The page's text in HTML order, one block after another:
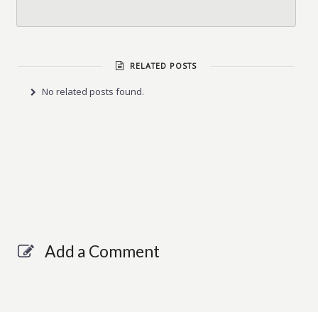
RELATED POSTS
No related posts found.
Add a Comment